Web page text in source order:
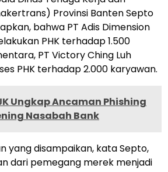
Provinsi Banten Septo
bahwa PT Adis Dimension
PHK terhadap 1.500
PT Victory Ching Luh
PHK terhadap 2.000 karyawan.
Ungkap Ancaman Phishing
Nasabah Bank
yang disampaikan, kata Septo,
dari pemegang merek menjadi